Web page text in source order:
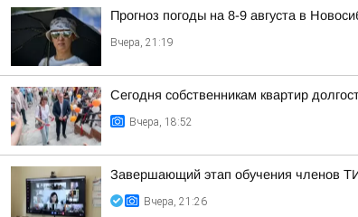
Прогноз погоды на 8-9 августа в
Вчера, 21:19
Сегодня собственникам квартир
Вчера, 18:52
Завершающий этап обучения членов
Вчера, 21:26